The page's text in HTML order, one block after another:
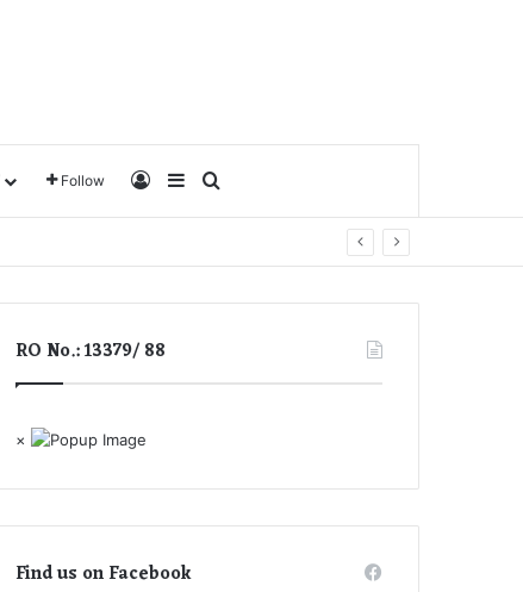
Follow Log InSidebar
RO No.: 13379/ 88
×
Find us on Facebook